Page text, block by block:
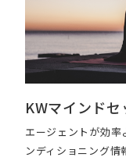
KWマインドセ
エージェントが効
ンディショニング情